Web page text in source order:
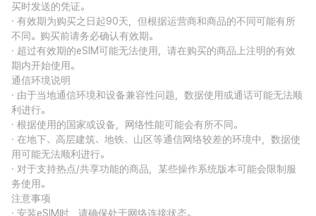
买时发送的凭证。
· 有效期为购买之日起90天，但根据运营商和商品的不同可能有所
不同。购买前请务必确认有效期。
· 超过有效期的eSIM可能无法使用，请在购买的商品上注明的有效
期内开始使用。
通信环境说明
· 由于当地通信环境和设备兼容性问题，数据使用或通话可能无法顺
利进行。
· 根据使用的国家或设备，网络性能可能会有所不同。
· 在地下、高层建筑、地铁、山区等通信网络较差的环境中，数据使
用可能无法顺利进行。
· 对于支持热点/共享功能的商品，某些操作系统版本可能会限制服
务使用。
注意事项
· 安装eSIM时，请确保处于网络连接状态。